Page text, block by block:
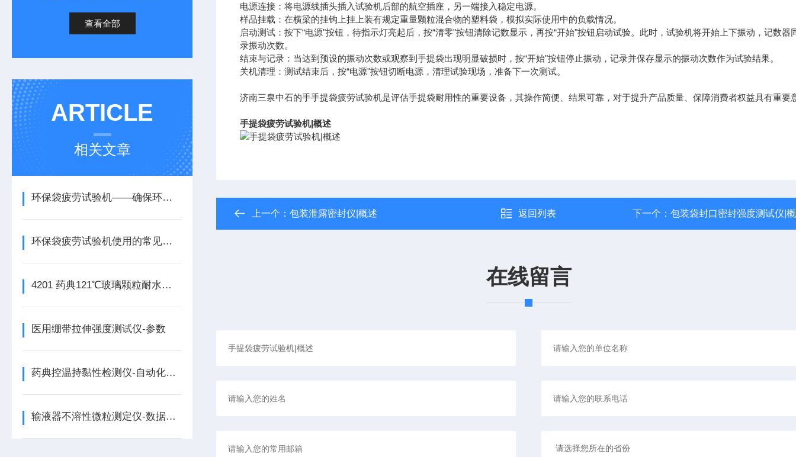
查看全部
ARTICLE
相关文章
环保袋疲劳试验机——确保环保袋高质量的重要工具
环保袋疲劳试验机使用的常见问题有哪些？
4201 药典121℃玻璃颗粒耐水性测试仪要求
医用绷带拉伸强度测试仪-参数
药典控温持黏性检测仪-自动化操作
输液器不溶性微粒测定仪-数据可追溯
电源连接：将电源线插头插入试验机后部的航空插座，另一端接入稳定电源。
样品挂载：在横梁的挂钩上挂上装有规定重量颗粒混合物的塑料袋，模拟实际使用中的负载情况。
启动测试：按下“电源"按钮，待指示灯亮起后，按“清零"按钮清除记数显示，再按“开始"按钮启动试验。此时，试验机将开始上下振动，记数器
录振动次数。
结束与记录：当达到预设的振动次数或观察到手提袋出现明显破损时，按“开始"按钮停止振动，记录并保存显示的振动次数作为试验结果。
关机清理：测试结束后，按“电源"按钮切断电源，清理试验现场，准备下一次测试。
济南三泉中石的手手提袋疲劳试验机是评估手提袋耐用性的重要设备，其操作简便、结果可靠，对于提升产品质量、保障消费者权益具有重要
手提袋疲劳试验机|概述
上一个： 包装泄露密封仪|概述 返回列表 下一个： 包装袋封口密封强度测试仪|
在线留言